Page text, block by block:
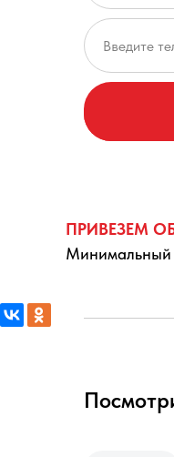
ПРИВЕЗЕМ
Минимальный